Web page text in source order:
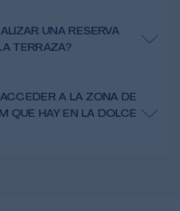
UNA RESERVA
TERRAZA?
A LA ZONA DE
QUE HAY EN LA DOLCE